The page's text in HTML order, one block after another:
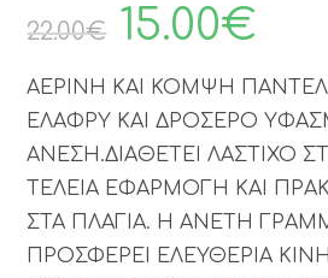
22.00€ 15.00€
ΑΕΡΙΝΗ ΚΑΙ ΚΟΜΨΗ
ΕΛΑΦΡΥ ΚΑΙ ΔΡΟΣΕΡΟ
ΑΝΕΣΗ.ΔΙΑΘΕΤΕΙ ΛΑΣΤΙΧΟ
ΤΕΛΕΙΑ ΕΦΑΡΜΟΓΗ ΚΑΙ
ΣΤΑ ΠΛΑΓΙΑ. Η ΑΝΕΤΗ
ΠΡΟΣΦΕΡΕΙ ΕΛΕΥΘΕΡΙΑ